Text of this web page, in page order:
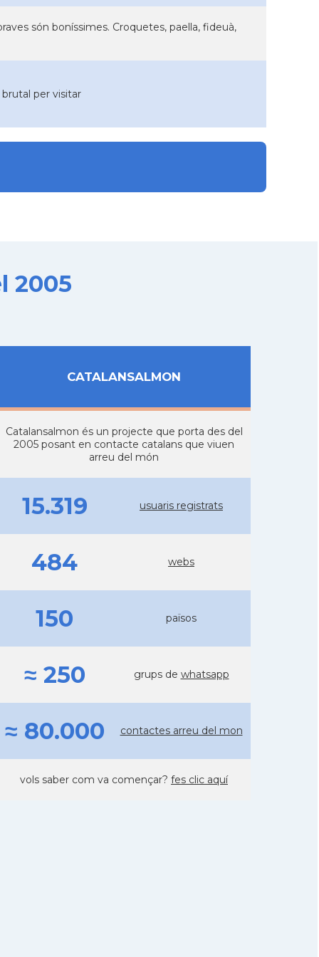
són boníssimes. Croquetes, paella, fideuà,
brutal per visitar
2005
CATALANSALMON
Catalansalmon és un projecte que porta des del
2005 posant en contacte catalans que viuen
arreu del món
15.319 usuaris registrats
484 webs
150 països
≈ 250 grups de whatsapp
≈ 80.000 contactes arreu del mon
vols saber com va començar? fes clic aquí